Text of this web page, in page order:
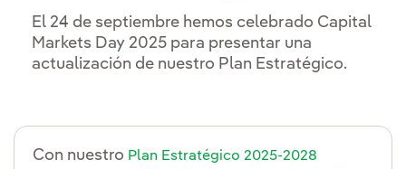
El 24 de septiembre hemos celebrado Capital
Markets Day 2025 para presentar una
actualización de nuestro Plan Estratégico.
Con nuestro Plan Estratégico 2025-2028